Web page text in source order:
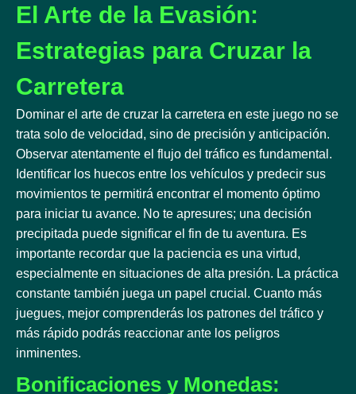
El Arte de la Evasión:
Estrategias para Cruzar la
Carretera
Dominar el arte de cruzar la carretera en este juego no se
trata solo de velocidad, sino de precisión y anticipación.
Observar atentamente el flujo del tráfico es fundamental.
Identificar los huecos entre los vehículos y predecir sus
movimientos te permitirá encontrar el momento óptimo
para iniciar tu avance. No te apresures; una decisión
precipitada puede significar el fin de tu aventura. Es
importante recordar que la paciencia es una virtud,
especialmente en situaciones de alta presión. La práctica
constante también juega un papel crucial. Cuanto más
juegues, mejor comprenderás los patrones del tráfico y
más rápido podrás reaccionar ante los peligros
inminentes.
Bonificaciones y Monedas: